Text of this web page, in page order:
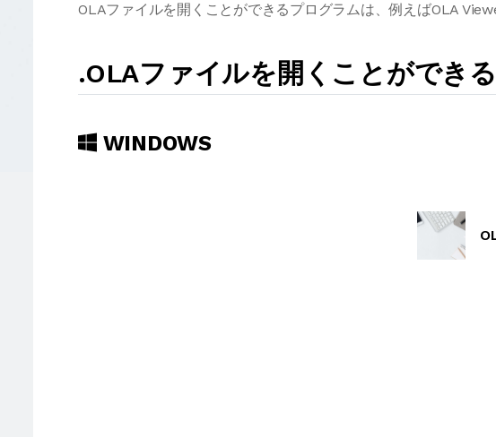
OLAファイルを開くことができるプログラムは、例えばOLA
.OLAファイルを開くことができ
WINDOWS